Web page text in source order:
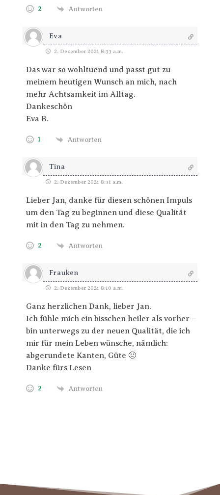
2 Antworten
Eva
2. Dezember 2021 8:33 a.m.
Das war so wohltuend und passt gut zu
meinem heutigen Wunsch an mich, nach
mehr Achtsamkeit im Alltag.
Dankeschön
Eva B.
1 Antworten
Tina
2. Dezember 2021 8:31 a.m.
Lieber Jan, danke für diesen schönen Impuls
um den Tag zu beginnen und diese Qualität
mit in den Tag zu nehmen.
2 Antworten
Frauken
2. Dezember 2021 8:10 a.m.
Ganz herzlichen Dank, lieber Jan.
Ich fühle mich ein bisschen heiler als vorher –
bin unterwegs zu der neuen Qualität, die ich
mir für mein Leben wünsche, nämlich:
abgerundete Kanten, Güte 🙂
Danke fürs Lesen
2 Antworten